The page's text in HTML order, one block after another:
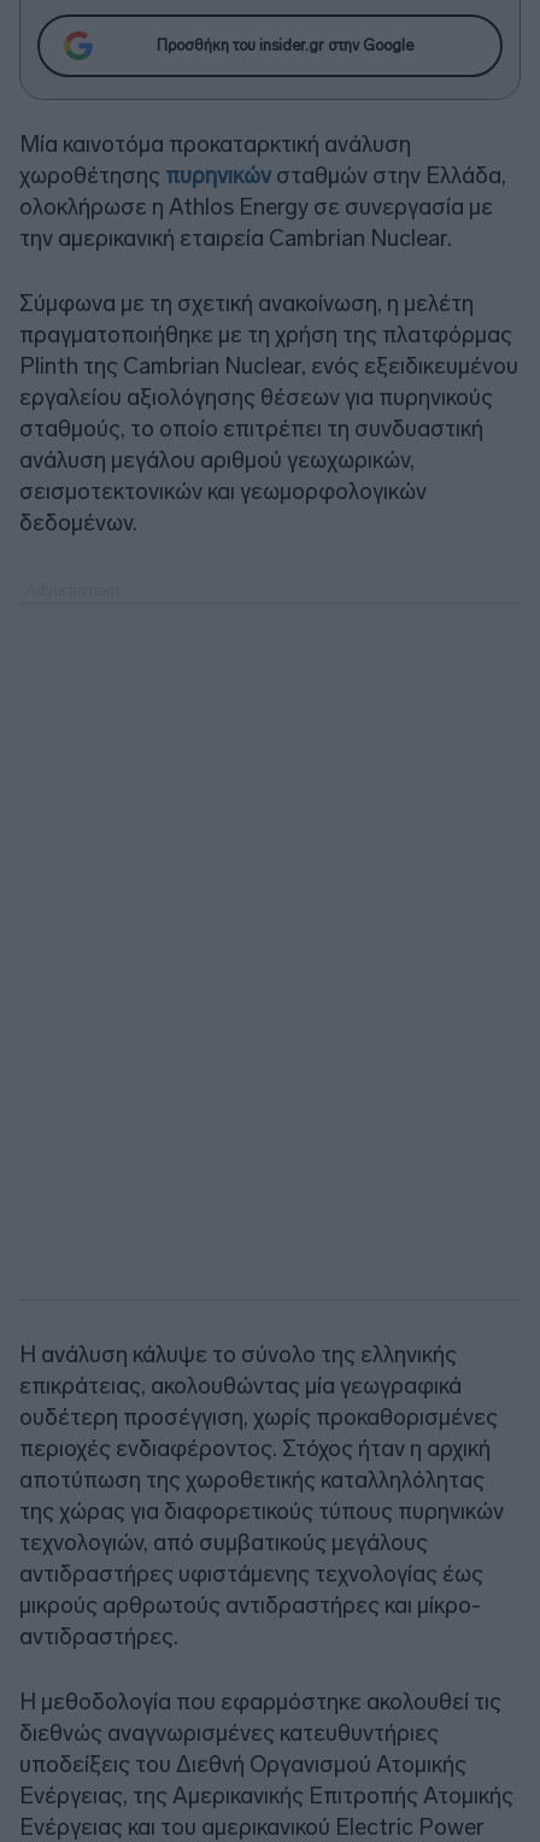
Προσθήκη του insider.gr στην Google
Μία καινοτόμα προκαταρκτική ανάλυση
χωροθέτησης πυρηνικώνσταθμών στην Ελλάδα,
ολοκλήρωσε η Athlos Energy σε συνεργασία με
την αμερικανική εταιρεία Cambrian Nuclear.
Σύμφωνα με τη σχετική ανακοίνωση, η μελέτη
πραγματοποιήθηκε με τη χρήση της πλατφόρμας
Plinth της Cambrian Nuclear, ενός εξειδικευμένου
εργαλείου αξιολόγησης θέσεων για πυρηνικούς
σταθμούς, το οποίο επιτρέπει τη συνδυαστική
ανάλυση μεγάλου αριθμού γεωχωρικών,
σεισμοτεκτονικών και γεωμορφολογικών
δεδομένων.
Η ανάλυση κάλυψε το σύνολο της ελληνικής
επικράτειας, ακολουθώντας μία γεωγραφικά
ουδέτερη προσέγγιση, χωρίς προκαθορισμένες
περιοχές ενδιαφέροντος. Στόχος ήταν η αρχική
αποτύπωση της χωροθετικής καταλληλόλητας
της χώρας για διαφορετικούς τύπους πυρηνικών
τεχνολογιών, από συμβατικούς μεγάλους
αντιδραστήρες υφιστάμενης τεχνολογίας έως
μικρούς αρθρωτούς αντιδραστήρες και μίκρο-
αντιδραστήρες.
Η μεθοδολογία που εφαρμόστηκε ακολουθεί τις
διεθνώς αναγνωρισμένες κατευθυντήριες
υποδείξεις του Διεθνή Οργανισμού Ατομικής
Ενέργειας, της Αμερικανικής Επιτροπής Ατομικής
Ενέργειας και του αμερικανικού Electric Power